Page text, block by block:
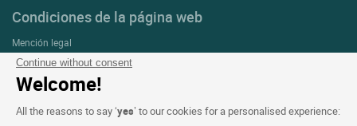
Continue without consent
Welcome!
All the reasons to say ‘yes’ to our cookies for a personalised experience:
Condiciones de la página web
Mención legal
Protección de datos personales (RGPD)
Configuración de las cookies
CGV